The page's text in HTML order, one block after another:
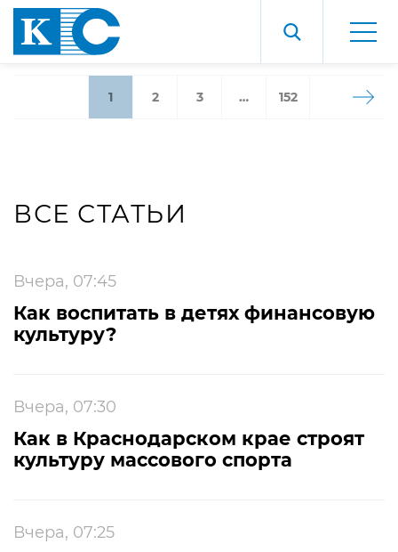
1 2 3 … 152
ВСЕ СТАТЬИ
Вчера, 07:45
Как воспитать в детях финансовую
культуру?
Вчера, 07:30
Как в Краснодарском крае строят
культуру массового спорта
Вчера, 07:25